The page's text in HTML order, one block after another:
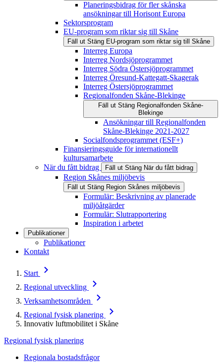
Planeringsbidrag för fler skånska
ansökningar till Horisont Europa
Sektorsprogram
EU-program som riktar sig till Skåne
Fäll ut Stäng EU-program som riktar sig till Skåne
Interreg Europa
Interreg Nordsjöprogrammet
Interreg Södra Östersjöprogrammet
Interreg Öresund-Kattegatt-Skagerak
Interreg Östersjöprogrammet
Regionalfonden Skåne-Blekinge
Fäll ut Stäng Regionalfonden Skåne-
Blekinge
Ansökningar till Regionalfonden
Skåne-Blekinge 2021-2027
Socialfondsprogrammet (ESF+)
Finansieringsguide för internationellt
kultursamarbete
När du fått bidrag
Fäll ut Stäng När du fått bidrag
Region Skånes miljöbevis
Fäll ut Stäng Region Skånes miljöbevis
Formulär: Beskrivning av planerade
miljöåtgärder
Formulär: Slutrapportering
Inspiration i arbetet
Publikationer
Publikationer
Kontakt
Start
Regional utveckling
Verksamhetsområden
Regional fysisk planering
Innovativ luftmobilitet i Skåne
Regional fysisk planering
Regionala bostadsfrågor